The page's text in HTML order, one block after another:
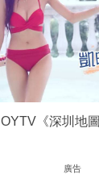
《深圳地
廣告